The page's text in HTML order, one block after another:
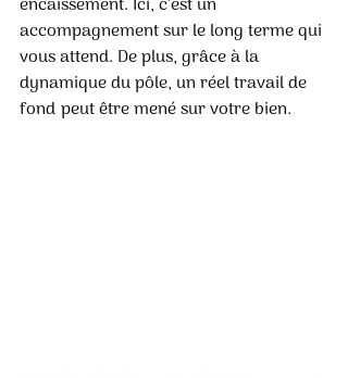
accompagnement sur le long terme qui
vous attend. De plus, grâce à la
dynamique du pôle, un réel travail de
fond peut être mené sur votre bien.